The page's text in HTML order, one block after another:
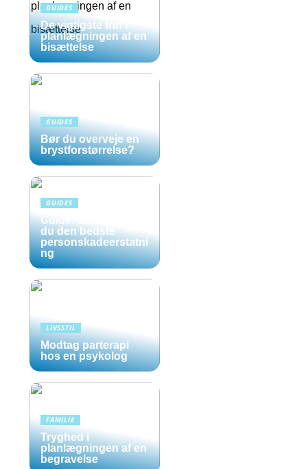
GUIDES
De vigtigste trin i
planlægningen af en
bisættelse
GUIDES
Bør du overveje en
brystforstørrelse?
GUIDES
Guide: Sådan opnår
du den bedste
personskadeerstatni
ng
LIVSSTIL
Modtag parterapi
hos en psykolog
FAMILIE
Tryghed i
planlægningen af en
begravelse